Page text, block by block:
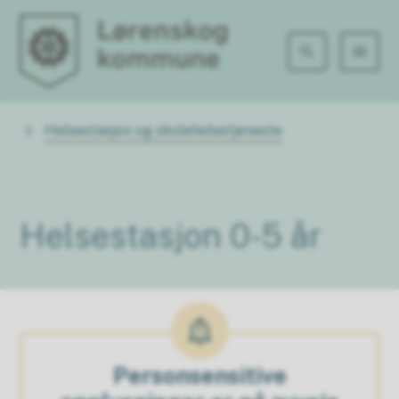
Lørenskog kommune
Du er her:
Helsestasjon og skolehelsetjeneste
Helsestasjon 0-5 år
Personsensitive